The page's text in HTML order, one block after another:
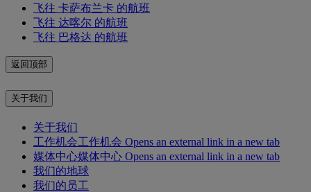
飞往 卡萨布兰卡 的航班
飞往 达喀尔 的航班
飞往 巴格达 的航班
返回顶部
关于我们
关于我们
工作机会工作机会 Opens an external link in a new tab
媒体中心媒体中心 Opens an external link in a new tab
我们的地球
我们的员工